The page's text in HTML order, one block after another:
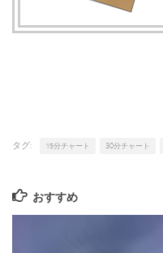
タグ: 15分チャート 30分チャート
おすすめ